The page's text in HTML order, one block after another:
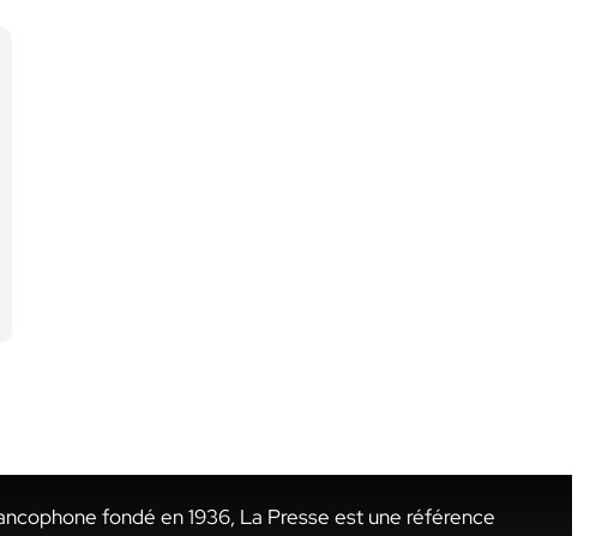
fondé en 1936, La Presse est une référence